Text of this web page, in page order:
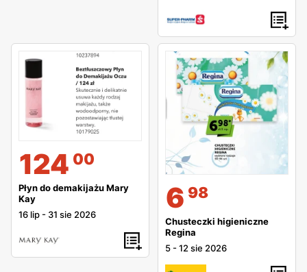
124 00
Płyn do demakijażu Mary
Kay
16 lip - 31 sie 2026
6 98
Chusteczki higieniczne
Regina
5 -12 sie 2026